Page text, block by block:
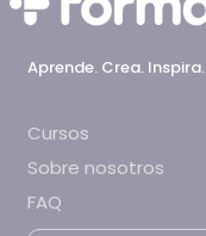
Aprende. Crea. Inspira.
Cursos
Sobre nosotros
FAQ